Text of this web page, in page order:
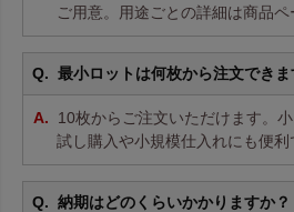
ご用意。用途ごとの詳細は商品ペ
最小ロットは何枚から注文できま
10枚からご注文いただけます。
試し購入や小規模仕入れにも便利
納期はどのくらいかかりますか？